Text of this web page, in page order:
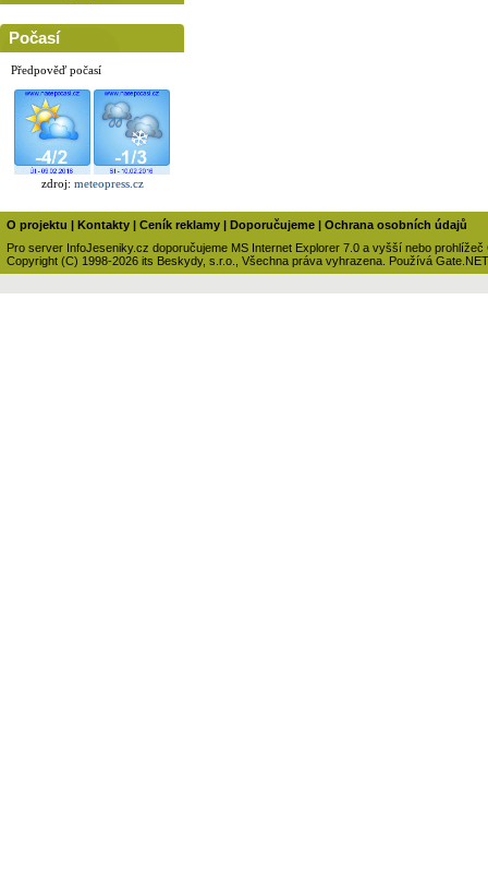
Počasí
Předpověď počasí
zdroj: meteopress.cz
O projektu Kontakty Ceník reklamy Doporučujeme
Ochrana osobních údajů
Pro server InfoJeseniky.cz doporučujeme MS Internet Explorer 7.0 a vyšší nebo prohlížeč
Copyright (C) 1998-2026 its Beskydy, s.r.o., Všechna práva vyhrazena. Používá